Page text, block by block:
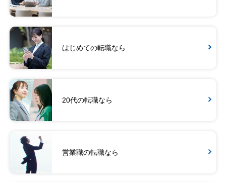
はじめての転職なら
20代の転職なら
営業職の転職なら